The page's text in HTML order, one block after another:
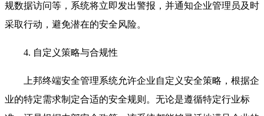
规数据访问等，系统将立即发出警报，并通知企业管理员及时
采取行动，避免潜在的安全风险。
4. 自定义策略与合规性
上邦终端安全管理系统允许企业自定义安全策略，根据企
业的特定需求制定合适的安全规则。无论是遵循特定行业标